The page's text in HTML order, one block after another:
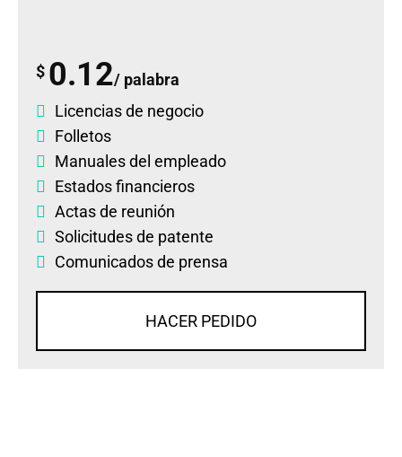
$ 0.12/ palabra
Licencias de negocio
Folletos
Manuales del empleado
Estados financieros
Actas de reunión
Solicitudes de patente
Comunicados de prensa
HACER PEDIDO